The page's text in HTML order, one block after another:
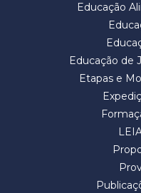
Educação
Educação de
Etapas e